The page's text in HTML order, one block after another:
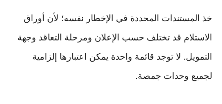
خذ المستندات المحددة في الإخطار نفسه؛ لأن أوراق
الاستلام قد تختلف حسب الإعلان ومرحلة التعاقد وجهة
التمويل. لا توجد قائمة واحدة يمكن اعتبارها إلزامية
لجميع وحدات جمصة.